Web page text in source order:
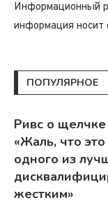
Информационный
информация носит
ПОПУЛЯРНОЕ
Ривс о
«Жаль, что
одного из
жестким»